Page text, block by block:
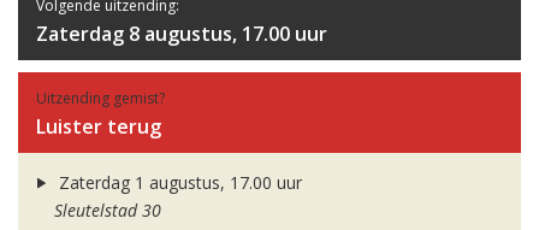
Volgende uitzending:
Zaterdag 8 augustus, 17.00 uur
Uitzending gemist?
Luister terug
Zaterdag 1 augustus, 17.00 uur
Sleutelstad 30